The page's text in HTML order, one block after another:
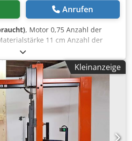
Anrufen
, Motor 0,75 Anzahl der
11 cm Anzahl der
Tsfx An Eeha
Kleinanzeige